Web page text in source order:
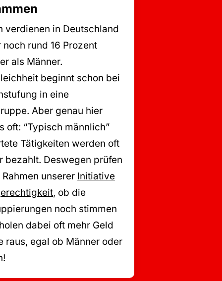
verdienen in Deutschland
noch rund 16 Prozent
als Männer.
beginnt schon bei
in eine
Aber genau hier
oft: “Typisch männlich”
Tätigkeiten werden oft
bezahlt. Deswegen prüfen
unserer Initiative
, ob die
noch stimmen
dabei oft mehr Geld
raus, egal ob Männer oder